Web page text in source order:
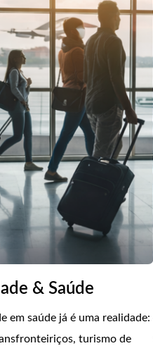
& Saúde
em saúde já é uma realidade:
turismo de